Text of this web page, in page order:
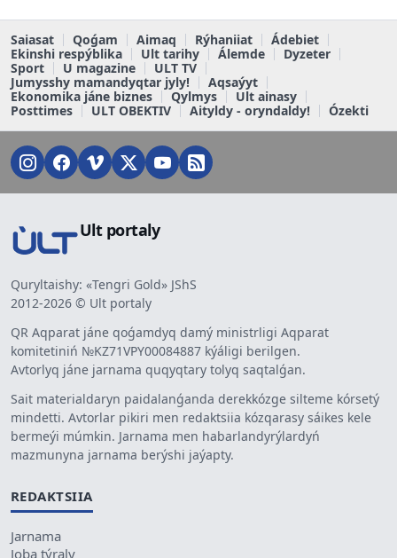
Saiasat Qoǵam Aimaq Rýhaniiat
Ádebiet
Ekinshi respýblika
Ult tarihy Álemde
Dyzeter
Sport
U magazine
ULT TV
Jumysshy mamandyqtar jyly!
Aqsaýyt
Ekonomika jáne biznes
Qylmys
Ult ainasy
Posttimes
ULT OBEKTIV Aityldy - oryndaldy! Ózekti
Ult portaly
Quryltaishy: «Tengri Gold» JShS
2012-2026 © Ult portaly
QR Aqparat jáne qoǵamdyq damý ministrligi Aqparat
komitetiniń №KZ71VPY00084887 kýáligi berilgen.
Avtorlyq jáne jarnama quqyqtary tolyq saqtalǵan.
Sait materialdaryn paidalanǵanda derekkózge silteme kórsetý
mindetti. Avtorlar pikiri men redaktsiia kózqarasy sáikes kele
bermeýi múmkin. Jarnama men habarlandyrýlardyń
mazmunyna jarnama berýshi jaýapty.
REDAKTSIIA
Jarnama
Joba týraly